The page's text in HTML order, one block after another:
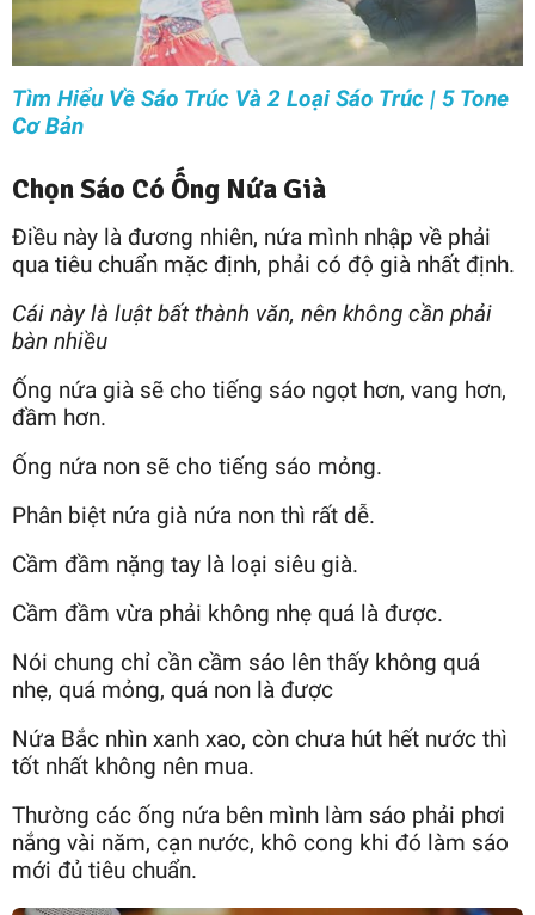
Tìm Hiểu Về Sáo Trúc Và 2 Loại Sáo Trúc | 5 Tone
Cơ Bản
Chọn Sáo Có Ống Nứa Già
Điều này là đương nhiên, nứa mình nhập về phải
qua tiêu chuẩn mặc định, phải có độ già nhất định.
Cái này là luật bất thành văn, nên không cần phải
bàn nhiều
Ống nứa già sẽ cho tiếng sáo ngọt hơn, vang hơn,
đầm hơn.
Ống nứa non sẽ cho tiếng sáo mỏng.
Phân biệt nứa già nứa non thì rất dễ.
Cầm đầm nặng tay là loại siêu già.
Cầm đầm vừa phải không nhẹ quá là được.
Nói chung chỉ cần cầm sáo lên thấy không quá
nhẹ, quá mỏng, quá non là được
Nứa Bắc nhìn xanh xao, còn chưa hút hết nước thì
tốt nhất không nên mua.
Thường các ống nứa bên mình làm sáo phải phơi
nắng vài năm, cạn nước, khô cong khi đó làm sáo
mới đủ tiêu chuẩn.